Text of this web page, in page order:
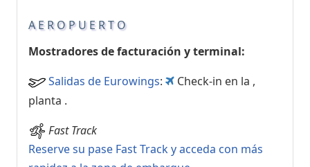
AEROPUERTO
Mostradores de facturación y terminal:
Salidas de Eurowings: Check-in en la ,
planta .
Fast Track
Reserve su pase Fast Track y acceda con más